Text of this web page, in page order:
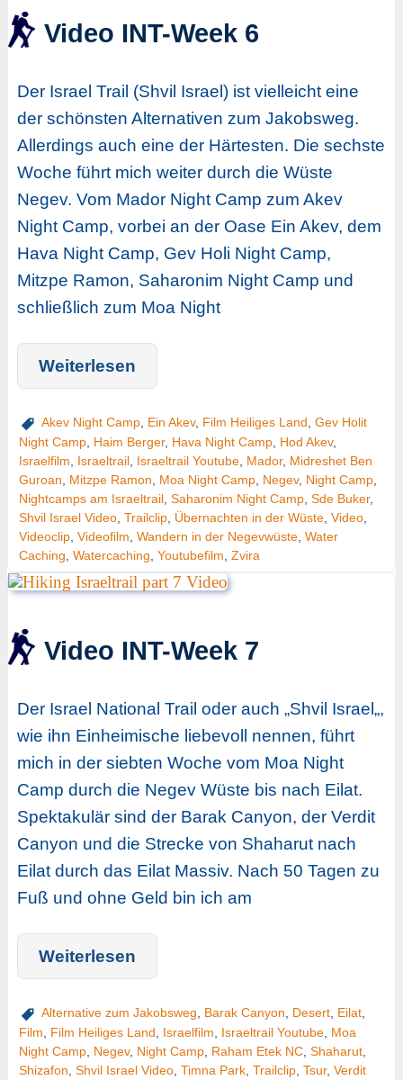
Video INT-Week 6
Der Israel Trail (Shvil Israel) ist vielleicht eine
der schönsten Alternativen zum Jakobsweg.
Allerdings auch eine der Härtesten. Die sechste
Woche führt mich weiter durch die Wüste
Negev. Vom Mador Night Camp zum Akev
Night Camp, vorbei an der Oase Ein Akev, dem
Hava Night Camp, Gev Holi Night Camp,
Mitzpe Ramon, Saharonim Night Camp und
schließlich zum Moa Night
Weiterlesen
Akev Night Camp, Ein Akev, Film Heiliges Land Gev Holit
Night Camp, Haim Berger, Hava Night Camp, Hod Akev,
Israelfilm
Israeltrail, Israeltrail Youtube, Mador, Midreshet Ben
Guroan
Mitzpe Ramon Moa Night Camp, Negev, Night Camp,
Nightcamps am Israeltrail, Saharonim Night Camp, Sde Buker,
Shvil Israel Video, Trailclip, Übernachten in der Wüste, Video,
Videoclip, Videofilm Wandern in der Negevwüste, Water
Caching Watercaching Youtubefilm Zvira
Video INT-Week 7
Der Israel National Trail oder auch „Shvil Israel„,
wie ihn Einheimische liebevoll nennen, führt
mich in der siebten Woche vom Moa Night
Camp durch die Negev Wüste bis nach Eilat.
Spektakulär sind der Barak Canyon, der Verdit
Canyon und die Strecke von Shaharut nach
Eilat durch das Eilat Massiv. Nach 50 Tagen zu
Fuß und ohne Geld bin ich am
Weiterlesen
Alternative zum Jakobsweg Barak Canyon Desert, Eilat,
Film
Film Heiliges Land Israelfilm Israeltrail Youtube, Moa
Night Camp, Negev, Night Camp, Raham Etek NC, Shaharut,
Shizafon Shvil Israel Video, Timna Park, Trailclip, Tsur, Verdit